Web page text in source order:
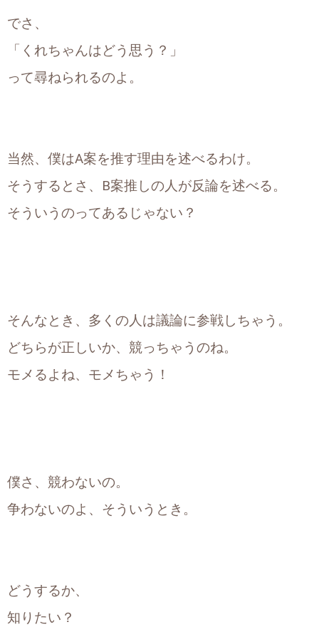
でさ、
「くれちゃんはどう思う？」
って尋ねられるのよ。
当然、僕はA案を推す理由を述べるわけ。
そうするとさ、B案推しの人が反論を述べる。
そういうのってあるじゃない？
そんなとき、多くの人は議論に参戦しちゃう。
どちらが正しいか、競っちゃうのね。
モメるよね、モメちゃう！
僕さ、競わないの。
争わないのよ、そういうとき。
どうするか、
知りたい？